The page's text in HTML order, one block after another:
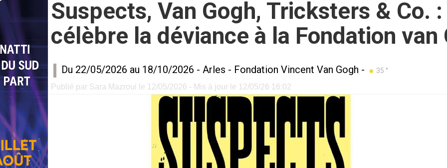
Suspects, Van Gogh, Tricksters & Co.
célèbre la déviance à la Fondation van
Du 22/05/2026 au 18/10/2026 - Arles - Fondation Vincent Van Gogh - 35 °
Publié par Sara Mazroui le 12/05/2026 - Mis à jour le 12/05/26 16:02